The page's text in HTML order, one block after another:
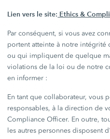
Lien vers le site: Ethics &
Par conséquent, si vous avez
portent atteinte à notre intégrité
ou qui impliquent de quelque
violations de la loi ou de notre
en informer :
En tant que collaborateur, vous
responsables, à la direction de
Compliance Officer. En outre,
les autres personnes disposent